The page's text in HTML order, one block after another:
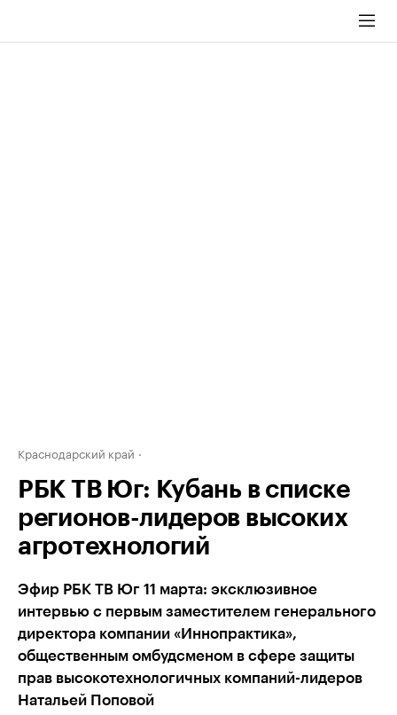
Краснодарский край
РБК ТВ Юг: Кубань в списке
регионов-лидеров высоких
агротехнологий
Эфир РБК ТВ Юг 11 марта: эксклюзивное
интервью с первым заместителем генерального
директора компании «Иннопрактика»,
общественным омбудсменом в сфере защиты
прав высокотехнологичных компаний-лидеров
Натальей Поповой